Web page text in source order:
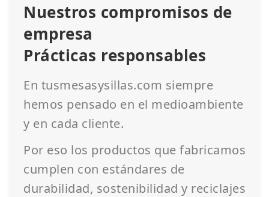
Nuestros compromisos de
empresa
Prácticas responsables
En tusmesasysillas.com siempre
hemos pensado en el medioambiente
y en cada cliente.
Por eso los productos que fabricamos
cumplen con estándares de
durabilidad, sostenibilidad y reciclajes